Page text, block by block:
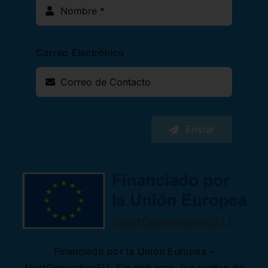
Correo Electrónico
Enviar
Financiado por la Unión Europea –